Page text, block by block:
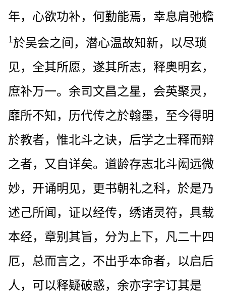
年，心欲功补，何勤能焉，幸息肩弛檐
1於吴会之间，潜心温故知新，以尽琐
见，全其所愿，遂其所志，释奥明玄，
庶补万一。余司文昌之星，会英聚灵，
靡所不知，历代传之於翰墨，至今得明
於教者，惟北斗之诀，后学之士释而辩
之者，又自详矣。道龄存志北斗闳远微
妙，开诵明见，更书朝礼之科，於是乃
述己所闻，证以经传，绣诸灵符，具载
本经，章别其旨，分为上下，凡二十四
厄，总而言之，不出乎本命者，以启后
人，可以释疑破惑，余亦字字订其是